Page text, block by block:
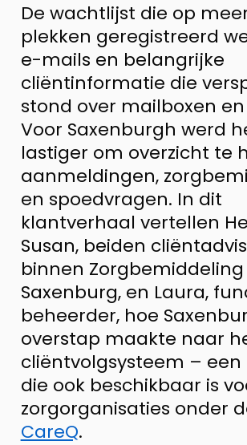
De wachtlijst die op
plekken geregistreerd
e-mails en belangrijke
cliëntinformatie die
stond over mailboxen
Voor Saxenburgh werd
lastiger om overzicht te
aanmeldingen,
en spoedvragen. In dit
klantverhaal vertellen
Susan, beiden
binnen Zorgbemiddeling
Saxenburg, en Laura,
beheerder, hoe
overstap maakte naar
cliëntvolgsysteem – een
die ook beschikbaar is
zorgorganisaties onder
CareQ.